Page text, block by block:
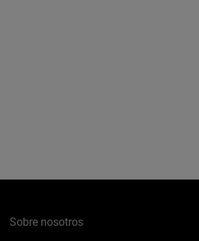
Sobre nosotros